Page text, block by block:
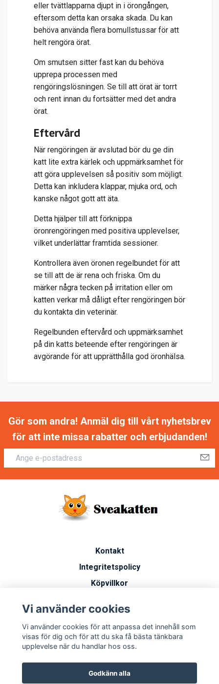
eller tvättlapparna djupt in i örongången,
eftersom detta kan orsaka skada. Du kan
behöva använda flera bomullstussar för att
helt rengöra örat.
Om smutsen sitter fast kan du behöva
upprepa processen med
rengöringslösningen. Se till att örat är torrt
och rent innan du fortsätter med det andra
örat.
Eftervård
När rengöringen är avslutad bör du ge din
katt lite extra kärlek och uppmärksamhet för
att göra upplevelsen så positiv som möjligt.
Detta kan inkludera klappar, mjuka ord, och
kanske något gott att äta.
Detta hjälper till att förknippa
öronrengöringen med positiva upplevelser,
vilket underlättar framtida sessioner.
Kontrollera även öronen regelbundet för att
se till att de är rena och friska. Om du
märker några tecken på irritation eller om
katten verkar må dåligt efter rengöringen bör
du kontakta din veterinär.
Regelbunden eftervård och uppmärksamhet
på din katts beteende efter rengöringen är
avgörande för att upprätthålla god öronhälsa.
Gör som andra! Anmäl dig till vårt nyhetsbrev
för att inte missa rabatter och erbjudanden!
Kontakt
Integritetspolicy
Köpvillkor
Vanliga frågor
Miljöarbete
Vi använder cookies
Vi använder cookies för att anpassa det innehåll som
visas för dig och för att du ska få bästa tänkbara
upplevelse när du handlar hos oss.
Godkänn alla